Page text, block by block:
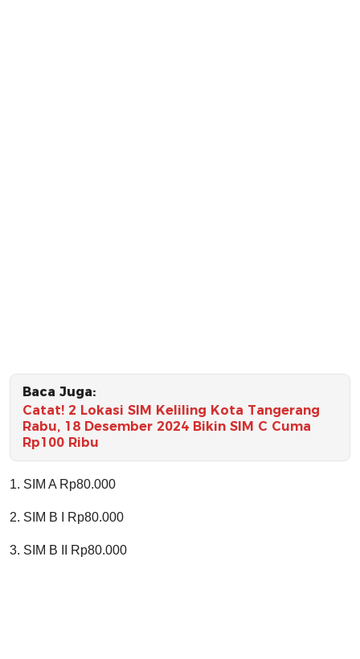
Baca Juga:
Catat! 2 Lokasi SIM Keliling Kota Tangerang
Rabu, 18 Desember 2024 Bikin SIM C Cuma
Rp100 Ribu
1. SIM A Rp80.000
2. SIM B I Rp80.000
3. SIM B II Rp80.000